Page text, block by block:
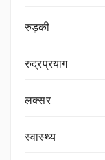
रुड़की
रुद्रप्रयाग
लक्सर
स्वास्थ्य